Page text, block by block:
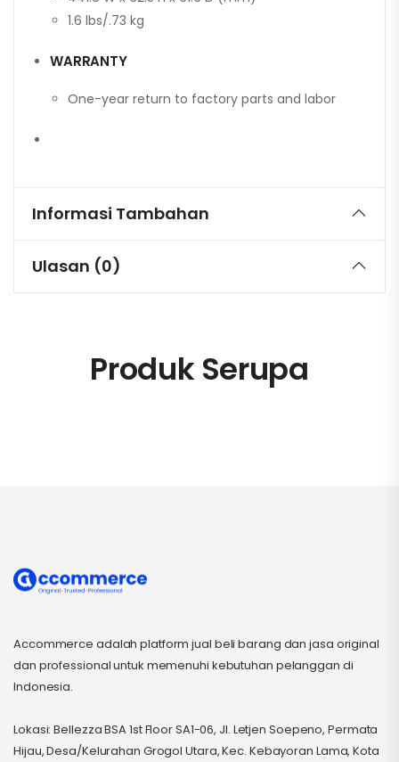
1.6 lbs/.73 kg
WARRANTY
One-year return to factory parts and labor
Informasi Tambahan
Ulasan (0)
Produk Serupa
Accommerce adalah platform jual beli barang dan jasa original
dan professional untuk memenuhi kebutuhan pelanggan di
Indonesia.
Lokasi: Bellezza BSA 1st Floor SA1-06, Jl. Letjen Soepeno, Permata
Hijau, Desa/Kelurahan Grogol Utara, Kec. Kebayoran Lama, Kota